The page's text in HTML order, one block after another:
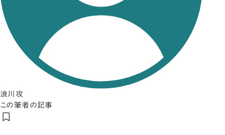
浪川攻
この筆者の記事